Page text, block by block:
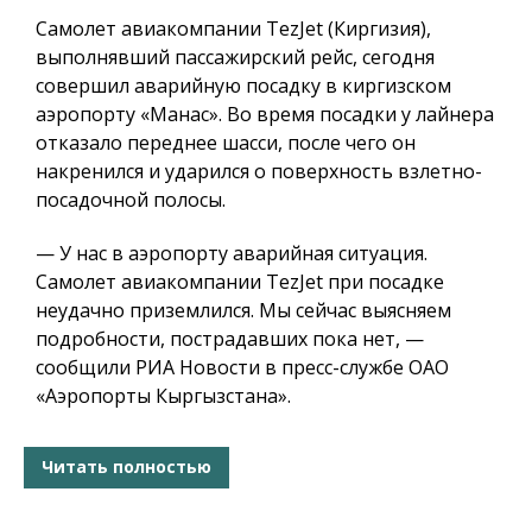
Самолет авиакомпании TezJet (Киргизия),
выполнявший пассажирский рейс, сегодня
совершил аварийную посадку в киргизском
аэропорту «Манас». Во время посадки у лайнера
отказало переднее шасси, после чего он
накренился и ударился о поверхность взлетно-
посадочной полосы.
— У нас в аэропорту аварийная ситуация.
Самолет авиакомпании TezJet при посадке
неудачно приземлился. Мы сейчас выясняем
подробности, пострадавших пока нет, —
сообщили РИА Новости в пресс-службе ОАО
«Аэропорты Кыргызстана».
Читать полностью